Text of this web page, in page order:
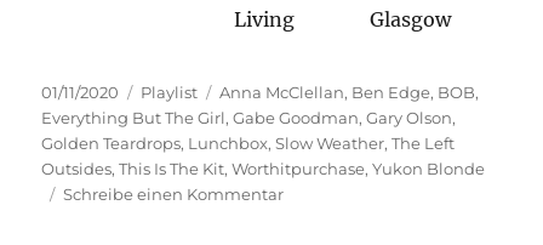
Living
Glasgow
Veröffentlicht
am
01/11/2020 Kategorien
Playlist Schlagwörter
Anna McClellan, Ben Edge, BOB,
Everything But The Girl,Gabe Goodman,Gary Olson,
Golden Teardrops, Lunchbox,Slow Weather,The Left
Outsides,This Is The Kit,Worthitpurchase,Yukon Blonde
Schreibe einen Kommentarzu